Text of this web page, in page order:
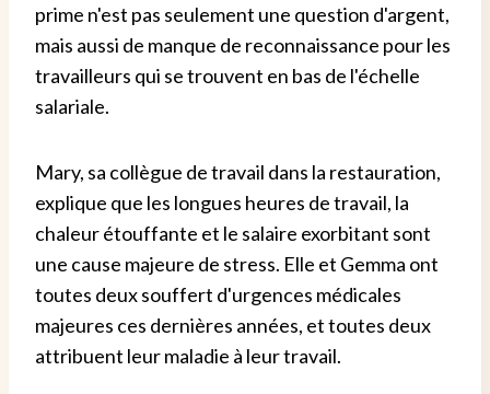
prime n'est pas seulement une question d'argent,
mais aussi de manque de reconnaissance pour les
travailleurs qui se trouvent en bas de l'échelle
salariale.
Mary, sa collègue de travail dans la restauration,
explique que les longues heures de travail, la
chaleur étouffante et le salaire exorbitant sont
une cause majeure de stress. Elle et Gemma ont
toutes deux souffert d'urgences médicales
majeures ces dernières années, et toutes deux
attribuent leur maladie à leur travail.